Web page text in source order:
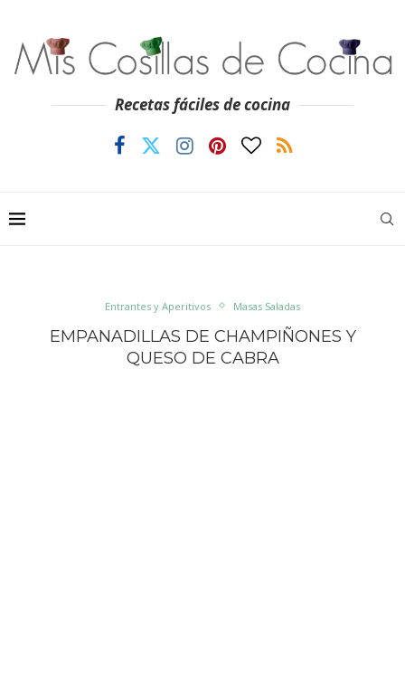
Recetas fáciles de cocina
Entrantes y Aperitivos Masas Saladas
EMPANADILLAS DE CHAMPIÑONES Y
QUESO DE CABRA